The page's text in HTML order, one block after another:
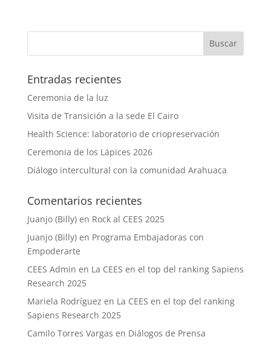
Entradas recientes
Ceremonia de la luz
Visita de Transición a la sede El Cairo
Health Science: laboratorio de criopreservación
Ceremonia de los Lápices 2026
Diálogo intercultural con la comunidad Arahuaca
Comentarios recientes
Juanjo (Billy)en Rock al CEES 2025
Juanjo (Billy)en Programa Embajadoras con
Empoderarte
CEES Admin en La CEES en el top del ranking Sapiens
Research 2025
Mariela Rodríguez en La CEES en el top del ranking
Sapiens Research 2025
Camilo Torres Vargas en Diálogos de Prensa